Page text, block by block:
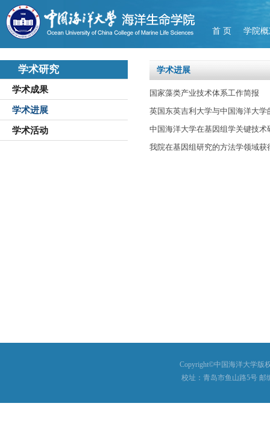
首 页 学院
学术研究
学术成果
学术进展
学术活动
学术进展
国家藻类产业技术体系工作简报
英国东英吉利大学与中国海洋大
中国海洋大学在基因组学关键技
我院在基因组研究的方法学领域获
Copyright©中国海洋大学版
校址：青岛市鱼山路5号 邮